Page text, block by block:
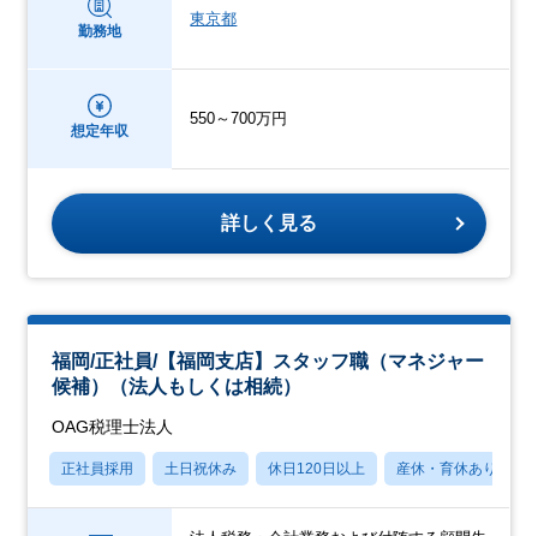
勤務地
東京都
想定年収
550～700万円
詳しく見る
福岡/正社員/【福岡支店】スタッフ職（マネジャー
候補）（法人もしくは相続）
OAG税理士法人
正社員採用 土日祝休み 休日120日以上 産休・育休あり